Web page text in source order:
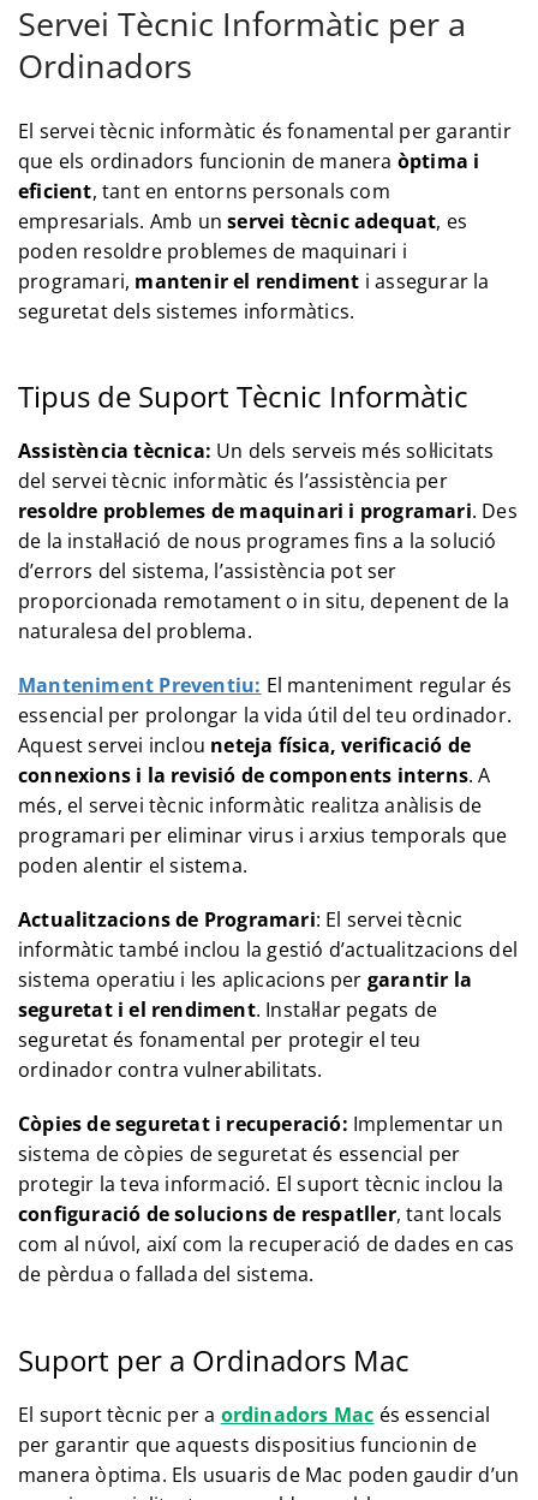
Servei Tècnic Informàtic per a
Ordinadors
El servei tècnic informàtic és fonamental per garantir
que els ordinadors funcionin de manera òptima i
eficient, tant en entorns personals com
empresarials. Amb unservei tècnic adequat, es
poden resoldre problemes de maquinari i
programari, mantenir el rendiment i assegurar la
seguretat dels sistemes informàtics.
Tipus de Suport Tècnic Informàtic
Assistència tècnica: Un dels serveis més sol·licitats
del servei tècnic informàtic és l’assistència per
resoldre problemes de maquinari i programari. Des
de la instal·lació de nous programes fins a la solució
d’errors del sistema, l’assistència pot ser
proporcionada remotament o in situ, depenent de la
naturalesa del problema.
Manteniment Preventiu: El manteniment regular és
essencial per prolongar la vida útil del teu ordinador.
Aquest servei inclou neteja física, verificació de
connexions i la revisió de components interns. A
més, el servei tècnic informàtic realitza anàlisis de
programari per eliminar virus i arxius temporals que
poden alentir el sistema.
Actualitzacions de Programari: El servei tècnic
informàtic també inclou la gestió d’actualitzacions del
sistema operatiu i les aplicacions per garantir la
seguretat i el rendiment. Instal·lar pegats de
seguretat és fonamental per protegir el teu
ordinador contra vulnerabilitats.
Còpies de seguretat i recuperació: Implementar un
sistema de còpies de seguretat és essencial per
protegir la teva informació. El suport tècnic inclou la
configuració de solucions de respatller, tant locals
com al núvol, així com la recuperació de dades en cas
de pèrdua o fallada del sistema.
Suport per a Ordinadors Mac
El suport tècnic per a ordinadors Mac és essencial
per garantir que aquests dispositius funcionin de
manera òptima. Els usuaris de Mac poden gaudir d’un